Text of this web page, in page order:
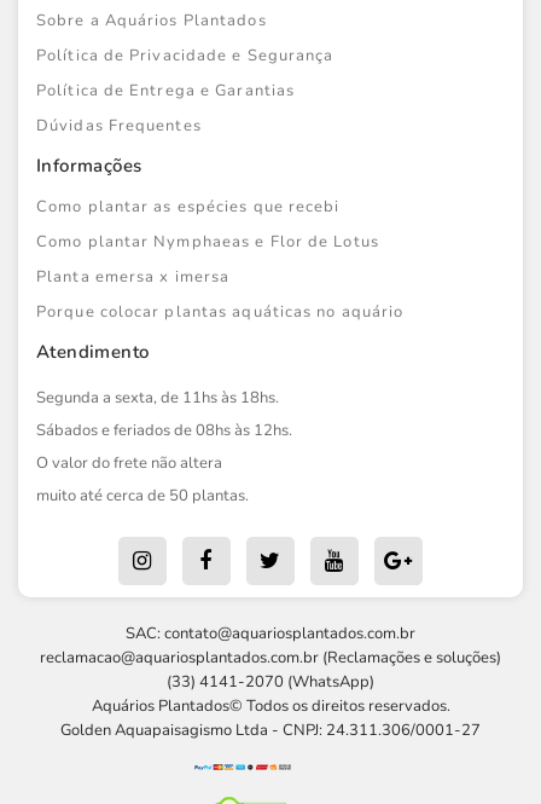
Sobre a Aquários Plantados
Política de Privacidade e Segurança
Política de Entrega e Garantias
Dúvidas Frequentes
Informações
Como plantar as espécies que recebi
Como plantar Nymphaeas e Flor de Lotus
Planta emersa x imersa
Porque colocar plantas aquáticas no aquário
Atendimento
Segunda a sexta, de 11hs às 18hs.
Sábados e feriados de 08hs às 12hs.
O valor do frete não altera
muito até cerca de 50 plantas.
SAC: contato@aquariosplantados.com.br
reclamacao@aquariosplantados.com.br (Reclamações e soluções)
(33) 4141-2070 (WhatsApp)
Aquários Plantados© Todos os direitos reservados.
Golden Aquapaisagismo Ltda - CNPJ: 24.311.306/0001-27